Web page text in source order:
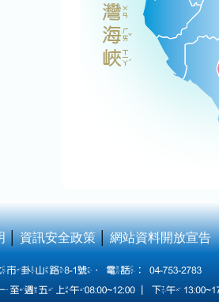
│資訊安全政策│網站資料開放宣告